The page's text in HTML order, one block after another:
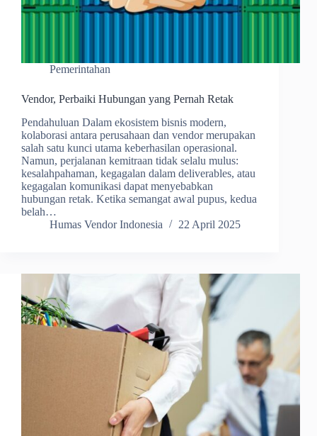
Pemerintahan
Vendor, Perbaiki Hubungan yang Pernah Retak
Pendahuluan Dalam ekosistem bisnis modern,
kolaborasi antara perusahaan dan vendor merupakan
salah satu kunci utama keberhasilan operasional.
Namun, perjalanan kemitraan tidak selalu mulus:
kesalahpahaman, kegagalan dalam deliverables, atau
kegagalan komunikasi dapat menyebabkan
hubungan retak. Ketika semangat awal pupus, kedua
belah…
Humas Vendor Indonesia
22 April 2025